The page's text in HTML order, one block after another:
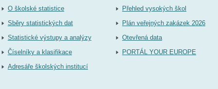
O školské statistice
Sběry statistických dat
Statistické výstupy a analýzy
Číselníky a klasifikace
Adresáře školských institucí
Přehled vysokých škol
Plán veřejných zakázek 2026
Otevřená data
PORTÁL YOUR EUROPE